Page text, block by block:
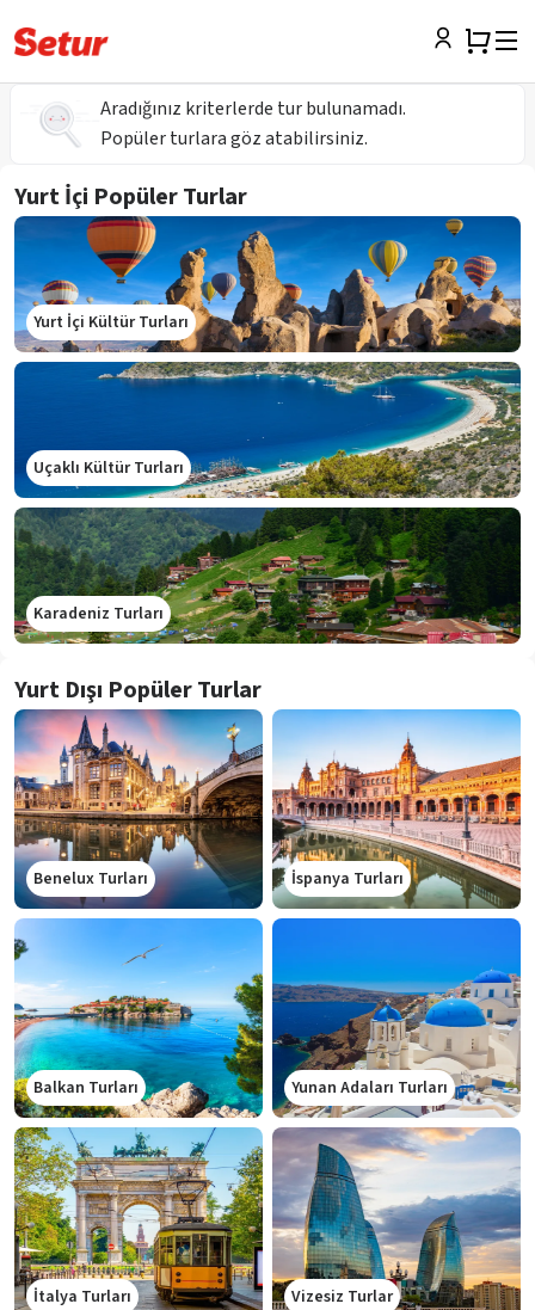
Aradığınız kriterlerde tur bulunamadı.
Popüler turlara göz atabilirsiniz.
Yurt İçi Popüler Turlar
Yurt İçi Kültür Turları
Uçaklı Kültür Turları
Karadeniz Turları
Yurt Dışı Popüler Turlar
Benelux Turları İspanya Turları
Balkan Turları Yunan Adaları Turları
İtalya Turları Vizesiz Turlar